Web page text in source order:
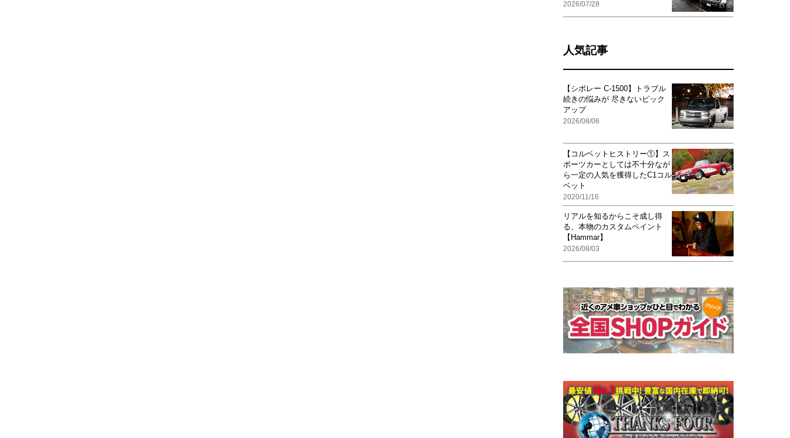
2026/07/28
人気記事
【シボレー C-1500】トラブル
続きの悩みが 尽きないピック
アップ
2026/08/06
【コルベットヒストリー①】ス
ポーツカーとしては不十分なが
ら一定の人気を獲得したC1コル
ベット
2020/11/16
リアルを知るからこそ成し得
る、本物のカスタムペイント
【Hammar】
2026/08/03